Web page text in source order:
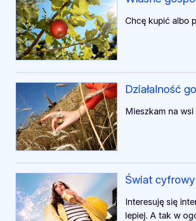
Chcę kupić albo
Działalność
Mieszkam na
Świat cyfrowy
Interesuję się
lepiej. A tak w